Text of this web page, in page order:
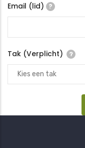
Email (lid) ?
Tak (Verplicht) ?